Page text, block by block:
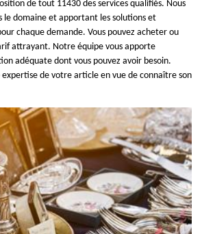
de tout 11430 des services qualifiés. Nous
le domaine et apportant les solutions et
chaque demande. Vous pouvez acheter ou
attrayant. Notre équipe vous apporte
adéquate dont vous pouvez avoir besoin.
expertise de votre article en vue de connaître son